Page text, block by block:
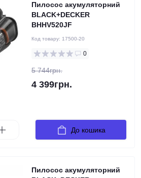
Пилосос акумуляторний
BLACK+DECKER
BHHV520JF
Код товару: 17500-20
0
5 744грн.
4 399грн.
До кошика
Пилосос акумуляторний